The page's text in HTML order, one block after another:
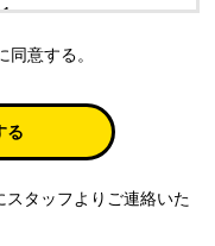
利用目的
意する。
る
スタッフよりご連絡いた